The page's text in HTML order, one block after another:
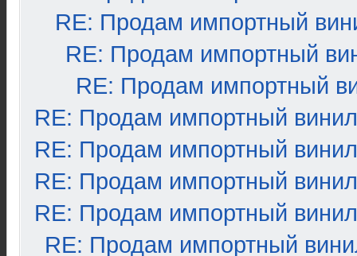
RE: Продам импортный
RE: Продам импортный
RE: Продам импортный
RE: Продам импортный винил
RE: Продам импортный винил
RE: Продам импортный винил
RE: Продам импортный винил
RE: Продам импортный